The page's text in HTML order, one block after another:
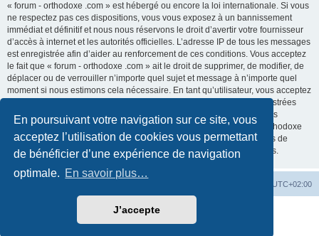
En poursuivant votre navigation sur ce site, vous
acceptez l’utilisation de cookies vous permettant
de bénéficier d’une expérience de navigation
optimale. En savoir plus…
J’accepte
« forum - orthodoxe .com » est hébergé ou encore la loi internationale. Si vous
ne respectez pas ces dispositions, vous vous exposez à un bannissement
immédiat et définitif et nous nous réservons le droit d’avertir votre fournisseur
d’accès à internet et les autorités officielles. L’adresse IP de tous les messages
est enregistrée afin d’aider au renforcement de ces conditions. Vous acceptez
le fait que « forum - orthodoxe .com » ait le droit de supprimer, de modifier, de
déplacer ou de verrouiller n’importe quel sujet et message à n’importe quel
moment si nous estimons cela nécessaire. En tant qu’utilisateur, vous acceptez
que toutes les informations que vous avez renseignées soient enregistrées
dans notre base de données. Bien que ces informations ne seront pas
diffusées à une tierce partie sans votre consentement, ni « forum - orthodoxe
.com », ni phpBB, ne pourront être tenus comme responsables en cas de
tentative de piratage informatique visant à compromettre vos données.
UTC+02:00
phpBB® Forum Software © phpBB Limited
©